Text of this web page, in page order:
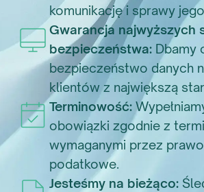
komunikację i sprawy
Gwarancja najwyższych
bezpieczeństwa: Dbamy
bezpieczeństwo danych
klientów z największą
Terminowość:
obowiązki zgodnie z
wymaganymi przez
podatkowe.
Jesteśmy na bieżąco: